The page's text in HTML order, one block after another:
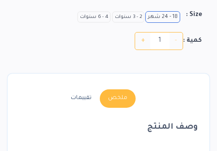
Size : 18 - 24 شهر 2 - 3 سنوات 4 - 6 سنوات
كمية : -
+
ملخص تقييمات
وصف المنتج